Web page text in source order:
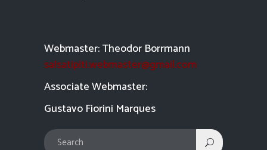
Webmaster: Theodor Borrmann
salsatipiti.webmaster@gmail.com
Associate Webmaster:
Gustavo Fiorini Marques